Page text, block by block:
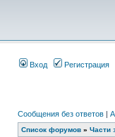
Вход Регистрация
Сообщения без ответов |
Список форумов » Части